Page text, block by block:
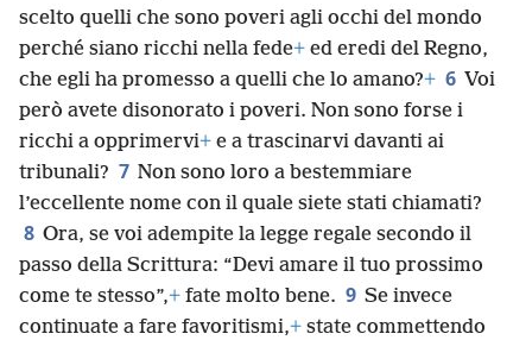
scelto quelli che sono poveri agli occhi del mondo
perché siano ricchi nella fede+ ed eredi del Regno,
che egli ha promesso a quelli che lo amano?+ 6 Voi
però avete disonorato i poveri. Non sono forse i
ricchi a opprimervi+ e a trascinarvi davanti ai
tribunali? 7 Non sono loro a bestemmiare
l’eccellente nome con il quale siete stati chiamati?
8 Ora, se voi adempite la legge regale secondo il
passo della Scrittura: “Devi amare il tuo prossimo
come te stesso”,+ fate molto bene. 9 Se invece
continuate a fare favoritismi,+ state commettendo